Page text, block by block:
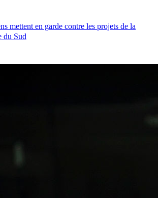
mettent en garde contre les projets de la
du Sud